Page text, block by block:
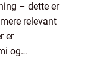
– dette er
relevant
er
og